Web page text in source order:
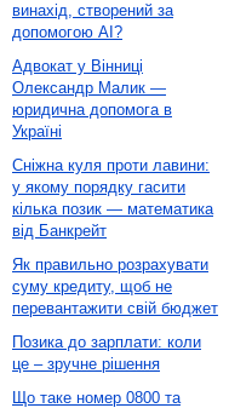
винахід, створений за
допомогою AI?
Адвокат у Вінниці
Олександр Малик —
юридична допомога в
Україні
Сніжна куля проти лавини:
у якому порядку гасити
кілька позик — математика
від Банкрейт
Як правильно розрахувати
суму кредиту, щоб не
перевантажити свій бюджет
Позика до зарплати: коли
це – зручне рішення
Що таке номер 0800 та